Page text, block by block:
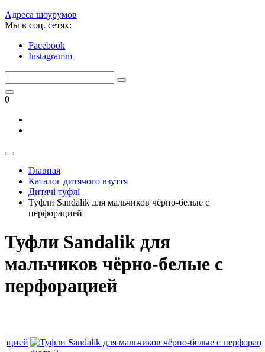
Адреса шоурумов
Мы в соц. сетях:
Facebook
Instagramm
0
Главная
Каталог дитячого взуття
Дитячі туфлі
Туфли Sandalik для мальчиков чёрно-белые с
перфорацией
Туфли Sandalik для
мальчиков чёрно-белые с
перфорацией